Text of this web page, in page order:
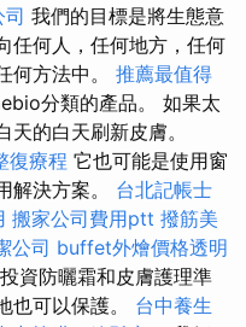
司 我們的目標是將生態意
任何人，任何地方，任何
何方法中。 推薦最值得
分類的產品。 如果太
的白天刷新皮膚。
復療程 它也可能是使用窗
解決方案。 台北記帳士
搬家公司費用ptt 撥筋美
公司 buffet外燴價格透明
資防曬霜和皮膚護理準
也可以保護。 台中養生